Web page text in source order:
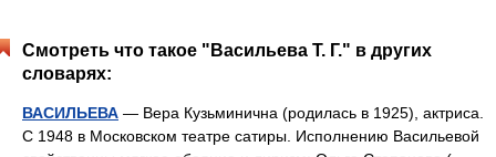
Смотреть что такое "Васильева Т. Г." в других
словарях:
ВАСИЛЬЕВА — Вера Кузьминична (родилась в 1925), актриса.
С 1948 в Московском театре сатиры. Исполнению Васильевой